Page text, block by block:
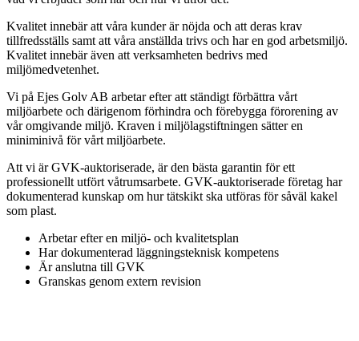
Kvalitet innebär att våra kunder är nöjda och att deras krav
tillfredsställs samt att våra anställda trivs och har en god arbetsmiljö.
Kvalitet innebär även att verksamheten bedrivs med
miljömedvetenhet.
Vi på Ejes Golv AB arbetar efter att ständigt förbättra vårt
miljöarbete och därigenom förhindra och förebygga förorening av
vår omgivande miljö. Kraven i miljölagstiftningen sätter en
miniminivå för vårt miljöarbete.
Att vi är GVK-auktoriserade, är den bästa garantin för ett
professionellt utfört våtrumsarbete. GVK-auktoriserade företag har
dokumenterad kunskap om hur tätskikt ska utföras för såväl kakel
som plast.
Arbetar efter en miljö- och kvalitetsplan
Har dokumenterad läggningsteknisk kompetens
Är anslutna till GVK
Granskas genom extern revision